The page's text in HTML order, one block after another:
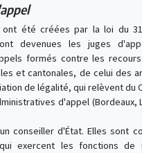
ont été créées par la loi du
devenues les juges
formés contre les
et cantonales, de celui des
de légalité, qui relèvent du
d'appel (Bordeaux,
conseiller d'État. Elles sont
exercent les fonctions de